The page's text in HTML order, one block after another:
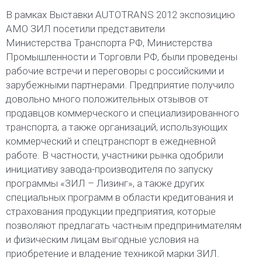
В рамках Выставки AUTOTRANS 2012 экспозицию
АМО ЗИЛ посетили представители
Министерства Транспорта РФ, Министерства
Промышленности и Торговли РФ, были проведены
рабочие встречи и переговоры с российскими и
зарубежными партнерами. Предприятие получило
довольно много положительных отзывов от
продавцов коммерческого и специализированного
транспорта, а также организаций, использующих
коммерческий и спецтранспорт в ежедневной
работе. В частности, участники рынка одобрили
инициативу завода-производителя по запуску
программы «ЗИЛ – Лизинг», а также других
специальных программ в области кредитования и
страхования продукции предприятия, которые
позволяют предлагать частным предпринимателям
и физическим лицам выгодные условия на
приобретение и владение техникой марки ЗИЛ.